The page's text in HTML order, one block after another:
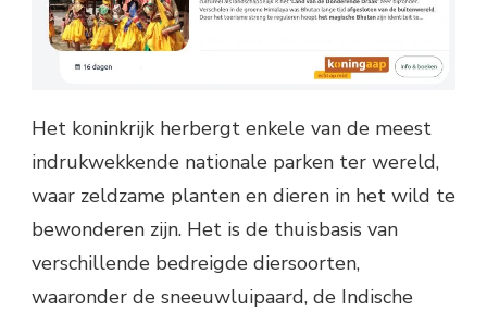
Het koninkrijk herbergt enkele van de meest
indrukwekkende nationale parken ter wereld,
waar zeldzame planten en dieren in het wild te
bewonderen zijn. Het is de thuisbasis van
verschillende bedreigde diersoorten,
waaronder de sneeuwluipaard, de Indische